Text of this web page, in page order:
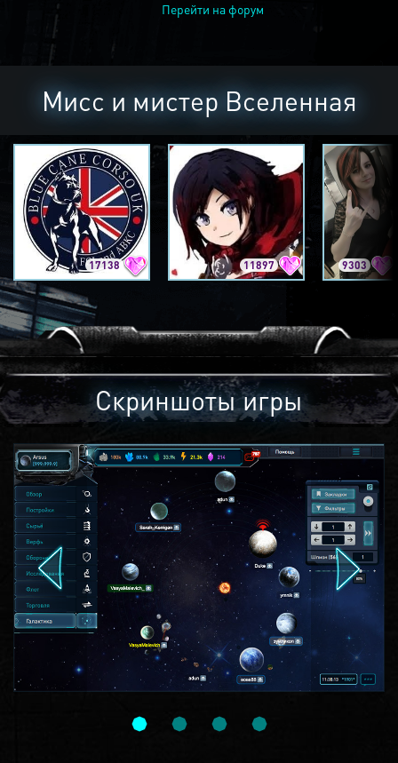
Перейти на форум
Мисс и мистер Вселенная
17138 11897 9303
Скриншоты игры